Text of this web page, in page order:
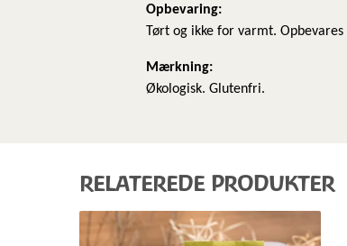
​Opbevaring:
Tørt og ikke for varmt.
Mærkning:
Økologisk. Glutenfri.
RELATEREDE PRODUKTER